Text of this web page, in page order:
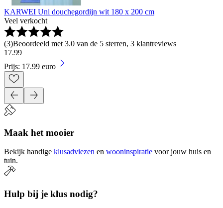
KARWEI Uni douchegordijn wit 180 x 200 cm
Veel verkocht
(3)Beoordeeld met 3.0 van de 5 sterren, 3 klantreviews
17.99
Prijs: 17.99 euro
Maak het mooier
Bekijk handige klusadviezen en wooninspiratie voor jouw huis en
tuin.
Hulp bij je klus nodig?